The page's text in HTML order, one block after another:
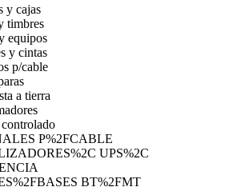
y cajas
timbres
equipos
y cintas
p/cable
a tierra
P%2FCABLE
UPS%2C
BT%2FMT